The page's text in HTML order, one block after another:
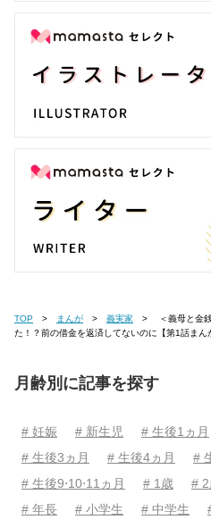
TOP まんが 義実家
た！？前の借金を返済してないのに【第1話まん
月齢別に記事を探す
# 妊娠 # 新生児 # 生後1ヵ月
# 生後3ヵ月
# 生後4ヵ月 #
# 生後9⋅10⋅11ヵ月
# 1歳 # 2
# 年長
# 小学生 # 中学生